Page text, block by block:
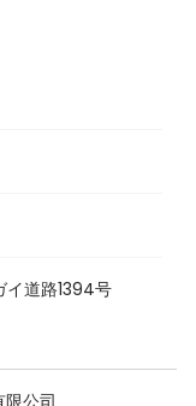
イ道路1394号
公司